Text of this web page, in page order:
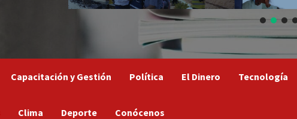
Capacitación y Gestión Política El Dinero Tecnología
Clima Deporte Conócenos